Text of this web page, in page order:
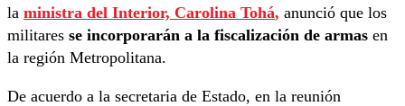
la ministra del Interior, Carolina Tohá, anunció que los
militares se incorporarán a la fiscalización de armas en
la región Metropolitana.
De acuerdo a la secretaria de Estado, en la reunión